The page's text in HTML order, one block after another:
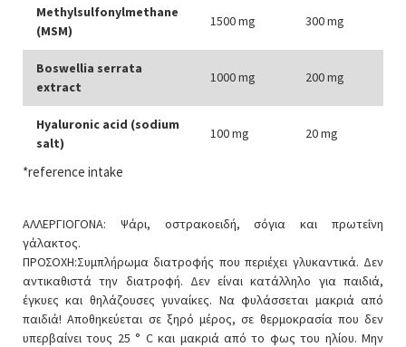
Methylsulfonylmethane
(MSM)
1500 mg 300 mg
Boswellia serrata
extract
1000 mg 200 mg
Hyaluronic acid (sodium
salt)
100 mg 20 mg
*reference intake
ΑΛΛΕΡΓΙΟΓΟΝΑ: Ψάρι, οστρακοειδή, σόγια και πρωτεΐνη
γάλακτος.
ΠΡΟΣΟΧΗ:Συμπλήρωμα διατροφής που περιέχει γλυκαντικά. Δεν
αντικαθιστά την διατροφή. Δεν είναι κατάλληλο για παιδιά,
έγκυες και θηλάζουσες γυναίκες. Να φυλάσσεται μακριά από
παιδιά! Αποθηκεύεται σε ξηρό μέρος, σε θερμοκρασία που δεν
υπερβαίνει τους 25 ° C και μακριά από το φως του ηλίου. Μην